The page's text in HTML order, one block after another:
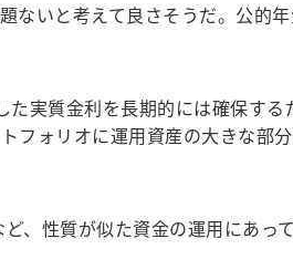
いと考えて良さそうだ。公的
実質金利を長期的には確保す
フォリオに運用資産の大きな部
、性質が似た資金の運用にあっ